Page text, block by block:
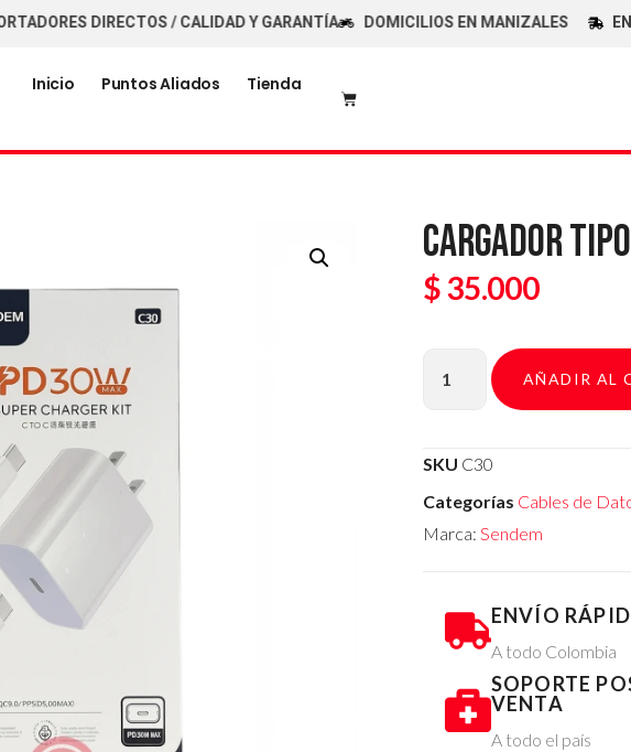
DIRECTOS / CALIDAD Y GARANTÍA DOMICILIOS EN MANIZALES
Inicio Puntos Aliados Tienda
CARGADOR
$35.000
AÑADIR AL
SKU C30
Categorías Cables de
Marca: Sendem
ENVÍO
A todo Colombia
SOPORTE
VENTA
A todo el país